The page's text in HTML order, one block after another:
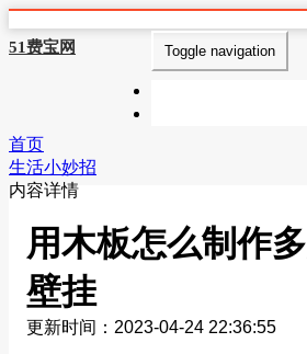
51费宝网 Toggle navigation
首页
生活小妙招
内容详情
用木板怎么制作
壁挂
更新时间：2023-04-24 22:36:55